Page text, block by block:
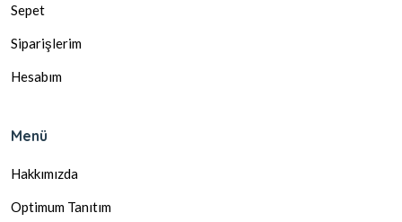
Sepet
Siparişlerim
Hesabım
Menü
Hakkımızda
Optimum Tanıtım